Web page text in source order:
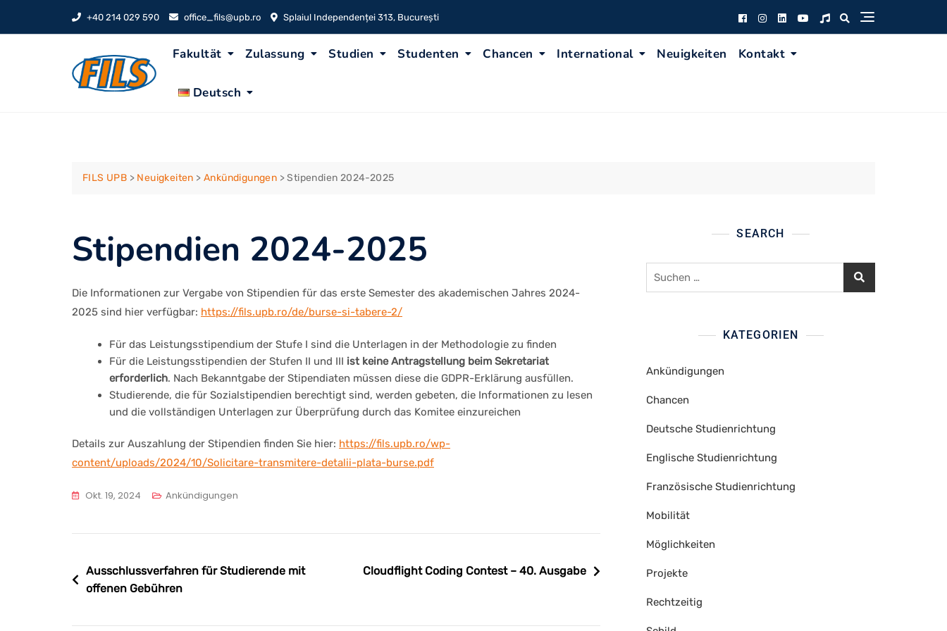
+40 214 029 590 office_fils@upb.ro Splaiul Independenței 313, București
Fakultät Zulassung Studien Studenten Chancen International Neuigkeiten Kontakt
Deutsch
FILS UPB > Neuigkeiten >Ankündigungen >Stipendien 2024-2025
Stipendien 2024-2025
Die Informationen zur Vergabe von Stipendien für das erste Semester des akademischen Jahres 2024-
2025 sind hier verfügbar: https://fils.upb.ro/de/burse-si-tabere-2/
Für das Leistungsstipendium der Stufe I sind die Unterlagen in der Methodologie zu finden
Für die Leistungsstipendien der Stufen II und III ist keine Antragstellung beim Sekretariat
erforderlich. Nach Bekanntgabe der Stipendiaten müssen diese die GDPR-Erklärung ausfüllen.
Studierende, die für Sozialstipendien berechtigt sind, werden gebeten, die Informationen zu lesen
und die vollständigen Unterlagen zur Überprüfung durch das Komitee einzureichen
Details zur Auszahlung der Stipendien finden Sie hier: https://fils.upb.ro/wp-
content/uploads/2024/10/Solicitare-transmitere-detalii-plata-burse.pdf
Okt. 19, 2024 Ankündigungen
Beitragsnavigation
Ausschlussverfahren für Studierende mit
offenen Gebühren
Cloudflight Coding Contest – 40. Ausgabe
SEARCH
Suchen
KATEGORIEN
Ankündigungen
Chancen
Deutsche Studienrichtung
Englische Studienrichtung
Französische Studienrichtung
Mobilität
Möglichkeiten
Projekte
Rechtzeitig